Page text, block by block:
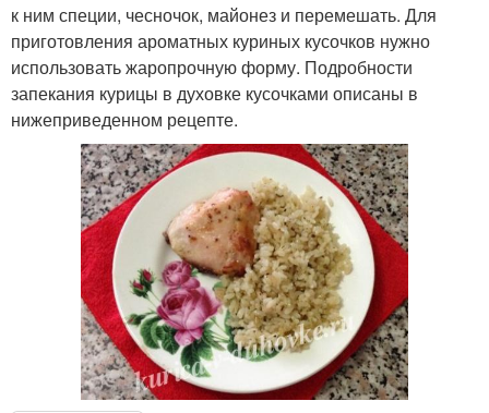
к ним специи, чесночок, майонез и перемешать. Для
приготовления ароматных куриных кусочков нужно
использовать жаропрочную форму. Подробности
запекания курицы в духовке кусочками описаны в
нижеприведенном рецепте.